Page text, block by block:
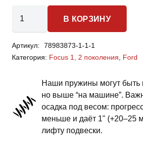
товара
Focus
-
подвески
-
В КОРЗИНУ
Артикул:
78983873-1-1-1
Категория: Focus 1, 2 поколения, Ford
Наши пружины могут быть
но выше “на машине”.
осадка под весом:
меньше и даёт 1" (+20–25
лифту подвески.